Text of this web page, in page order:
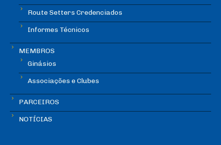
Route Setters Credenciados
Informes Técnicos
MEMBROS
Ginásios
Associações e Clubes
PARCEIROS
NOTÍCIAS